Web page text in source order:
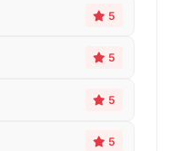
5
5
5
5